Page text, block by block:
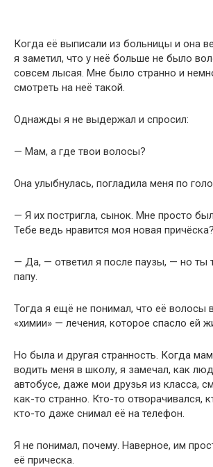
Когда её выписали из больницы и она
я заметил, что у неё больше не было
совсем лысая. Мне было странно и
смотреть на неё такой.
Однажды я не выдержал и спросил:
— Мам, а где твои волосы?
Она улыбнулась, погладила меня по
— Я их постригла, сынок. Мне просто
Тебе ведь нравится моя новая причёска?
— Да, — ответил я после паузы, — но ты
папу.
Тогда я ещё не понимал, что её волосы
«химии» — лечения, которое спасло ей
Но была и другая странность. Когда
водить меня в школу, я замечал, как
автобусе, даже мои друзья из класса,
как-то странно. Кто-то отворачивался,
кто-то даже снимал её на телефон.
Я не понимал, почему. Наверное, им
её прическа.